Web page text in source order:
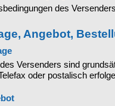
des
Angebot,
Versenders sind
oder postalisch